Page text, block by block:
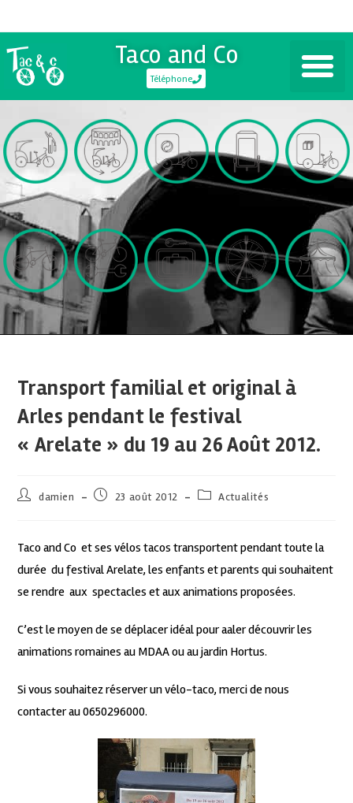
Taco and Co
Téléphone
Transport familial et original à
Arles pendant le festival
« Arelate » du 19 au 26 Août 2012.
damien 23 août 2012 Actualités
Taco and Co et ses vélos tacos transportent pendant toute la
durée du festival Arelate, les enfants et parents qui souhaitent
se rendre aux spectacles et aux animations proposées.
C’est le moyen de se déplacer idéal pour aaler découvrir les
animations romaines au MDAA ou au jardin Hortus.
Si vous souhaitez réserver un vélo-taco, merci de nous
contacter au 0650296000.